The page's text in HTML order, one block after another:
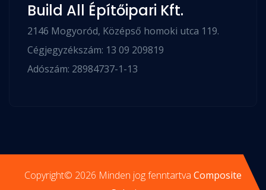
Build All Építőipari Kft.
2146 Mogyoród, Középső homoki utca 119.
Cégjegyzékszám: 13 09 209819
Adószám: 28984737-1-13
Copyright© 2026 Minden jog fenntartva Composite